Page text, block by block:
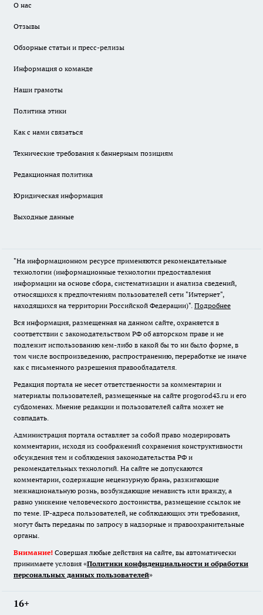
О нас
Отзывы
Обзорные статьи и пресс-релизы
Информация о команде
Наши грамоты
Политика этики
Как с нами связаться
Технические требования к баннерным позициям
Редакционная политика
Юридическая информация
Выходные данные
"На информационном ресурсе применяются рекомендательные
технологии (информационные технологии предоставления
информации на основе сбора, систематизации и анализа сведений,
относящихся к предпочтениям пользователей сети "Интернет",
находящихся на территории Российской Федерации)". Подробнее
Вся информация, размещенная на данном сайте, охраняется в
соответствии с законодательством РФ об авторском праве и не
подлежит использованию кем-либо в какой бы то ни было форме, в
том числе воспроизведению, распространению, переработке не иначе
как с письменного разрешения правообладателя.
Редакция портала не несет ответственности за комментарии и
материалы пользователей, размещенные на сайте progorod43.ru и его
субдоменах. Мнение редакции и пользователей сайта может не
совпадать.
Администрация портала оставляет за собой право модерировать
комментарии, исходя из соображений сохранения конструктивности
обсуждения тем и соблюдения законодательства РФ и
рекомендательных технологий. На сайте не допускаются
комментарии, содержащие нецензурную брань, разжигающие
межнациональную рознь, возбуждающие ненависть или вражду, а
равно унижение человеческого достоинства, размещение ссылок не
по теме. IP-адреса пользователей, не соблюдающих эти требования,
могут быть переданы по запросу в надзорные и правоохранительные
органы.
Внимание! Совершая любые действия на сайте, вы автоматически
принимаете условия «Политики конфиденциальности и обработки
персональных данных пользователей»
16+